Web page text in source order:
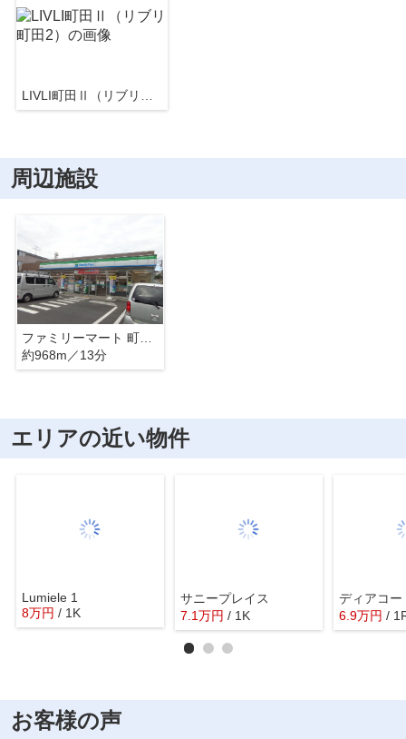
周辺施設
ファミリーマート 町田金森店
約968m／13分
エリアの近い物件
Lumiele 1
8万円 / 1K
サニープレイス
7.1万円 / 1K
ディアコー
6.9万円 /
お客様の声